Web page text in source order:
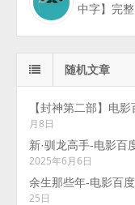
中字】完
随机文章
【封神第二部】电
月8日
新·驯龙高手-电影百
2025年6月6日
余生那些年-电影百
25日